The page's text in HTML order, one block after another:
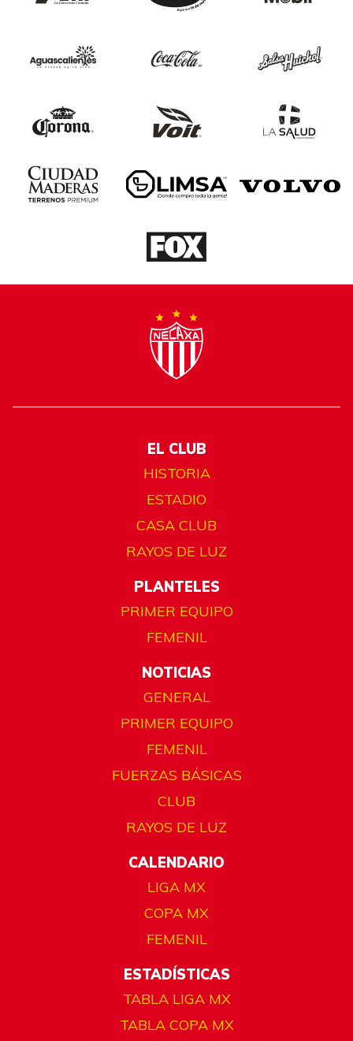
EL CLUB
HISTORIA
ESTADIO
CASA CLUB
RAYOS DE LUZ
PLANTELES
PRIMER EQUIPO
FEMENIL
NOTICIAS
GENERAL
PRIMER EQUIPO
FEMENIL
FUERZAS BÁSICAS
CLUB
RAYOS DE LUZ
CALENDARIO
LIGA MX
COPA MX
FEMENIL
ESTADÍSTICAS
TABLA LIGA MX
TABLA COPA MX